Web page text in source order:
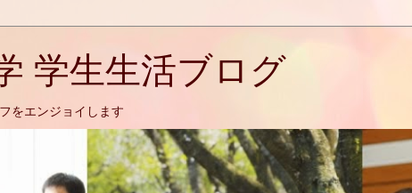
学生生活ブログ
をエンジョイします